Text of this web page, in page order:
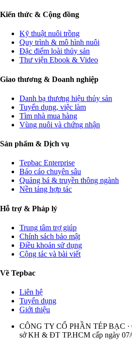
Kiến thức & Cộng đồng
Kỹ thuật nuôi trồng
Quy trình & mô hình nuôi
Đặc điểm loài thủy sản
Thư viện Ebook & Video
Giao thương & Doanh nghiệp
Danh bạ thương hiệu thủy sản
Tuyển dụng, việc làm
Tìm nhà mua hàng
Vùng nuôi và chứng nhận
Sản phẩm & Dịch vụ
Tepbac Enterprise
Báo cáo chuyên sâu
Quảng bá & truyền thông ngành
Nền tảng hợp tác
Hỗ trợ & Pháp lý
Trung tâm trợ giúp
Chính sách bảo mật
Điều khoản sử dụng
Cộng tác và bài viết
Về Tepbac
Liên hệ
Tuyển dụng
Giới thiệu
CÔNG TY CỔ PHẦN TÉP BẠC
sở KH & ĐT TP.HCM cấp ngày